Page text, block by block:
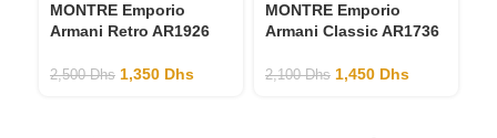
MONTRE Emporio
Armani Retro AR1926
2,500Dhs 1,350 Dhs
MONTRE Emporio
Armani Classic AR1736
2,100Dhs 1,450 Dhs